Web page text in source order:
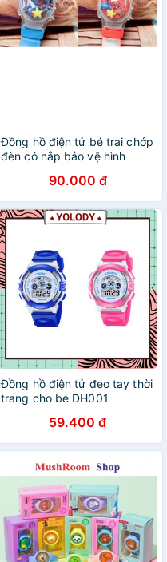
Đồng hồ điện tử bé trai chớp
đèn có nắp bảo vệ hình
90.000 đ
Đồng hồ điện tử đeo tay thời
trang cho bé DH001
59.400 đ